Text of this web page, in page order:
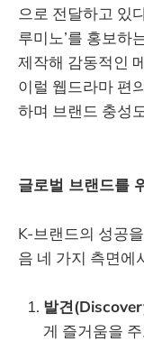
으로 전달하고 있
루미노’를 홍보하
제작해 감동적인
이럴 웹드라마 편
하며 브랜드 충성
글로벌 브랜드를
K-브랜드의 성공
음 네 가지 측면에
발견
게 즐거움을